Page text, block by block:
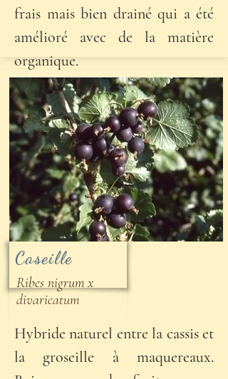
frais mais bien drainé qui a été
amélioré avec de la matière
organique.
Caseille
Ribes nigrum x
divaricatum
Hybride naturel entre la cassis et
la groseille à maquereaux.